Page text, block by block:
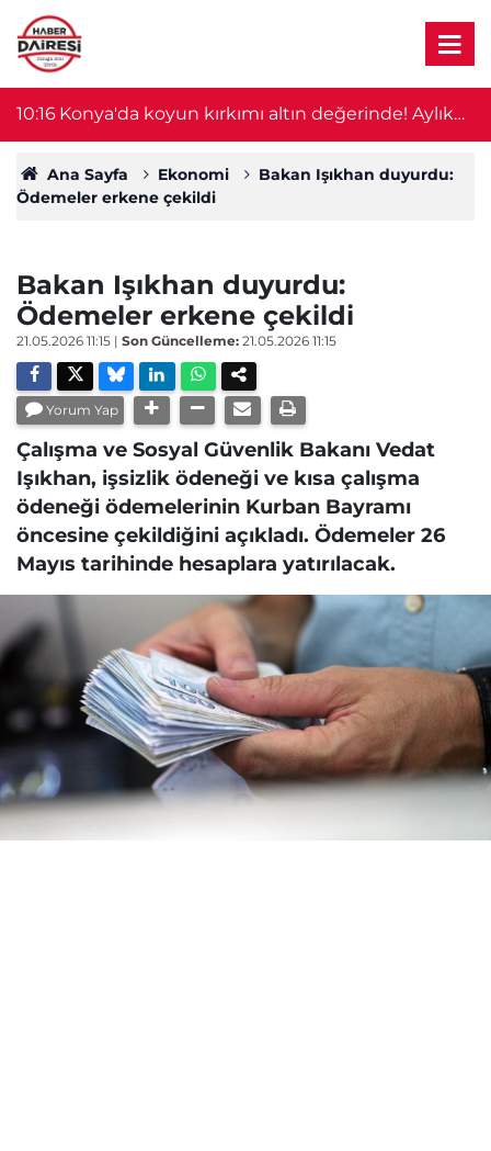
10:16 Konya'da koyun kırkımı altın değerinde! Aylık
kazanç 750 bin TL'yi aşıyor
Ana Sayfa Ekonomi
Bakan Işıkhan duyurdu:
Ödemeler erkene çekildi
Bakan Işıkhan duyurdu:
Ödemeler erkene çekildi
21.05.2026 11:15 | Son Güncelleme: 21.05.2026 11:15
Yorum Yap
Çalışma ve Sosyal Güvenlik Bakanı Vedat
Işıkhan, işsizlik ödeneği ve kısa çalışma
ödeneği ödemelerinin Kurban Bayramı
öncesine çekildiğini açıkladı. Ödemeler 26
Mayıs tarihinde hesaplara yatırılacak.